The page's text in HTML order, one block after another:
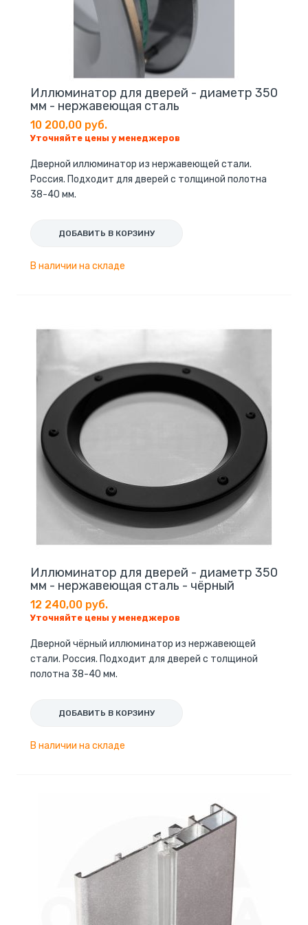
Иллюминатор для дверей - диаметр 350
мм - нержавеющая сталь
10 200,00 руб.
Уточняйте цены у менеджеров
Дверной иллюминатор из нержавеющей стали.
Россия. Подходит для дверей с толщиной полотна
38-40 мм.
ДОБАВИТЬ В КОРЗИНУ
В наличии на складе
Иллюминатор для дверей - диаметр 350
мм - нержавеющая сталь - чёрный
12 240,00 руб.
Уточняйте цены у менеджеров
Дверной чёрный иллюминатор из нержавеющей
стали. Россия. Подходит для дверей с толщиной
полотна 38-40 мм.
ДОБАВИТЬ В КОРЗИНУ
В наличии на складе